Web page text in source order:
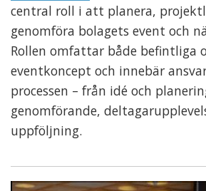
central roll i att planera,
genomföra bolagets event och
Rollen omfattar både befintliga
eventkoncept och innebär
processen – från idé och
genomförande,
uppföljning.